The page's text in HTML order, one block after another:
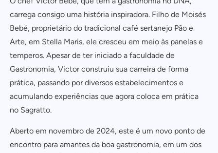
carrega consigo uma história inspiradora. Filho de Moisés
Bebé, proprietário do tradicional café sertanejo Pão e
Arte, em Stella Maris, ele cresceu em meio às panelas e
temperos. Apesar de ter iniciado a faculdade de
Gastronomia, Victor construiu sua carreira de forma
prática, passando por diversos estabelecimentos e
acumulando experiências que agora coloca em prática
no Sagratto.
Aberto em novembro de 2024, este é um novo ponto de
encontro para amantes da boa gastronomia, em um dos
Cadastrar
Não tem uma conta? Inscreva-se agora.
Continuar com
COMPARTILHAR
https://www.salvadordabahia.com/experiencias/sagratto-cafe-bar/ COPIAR LINK